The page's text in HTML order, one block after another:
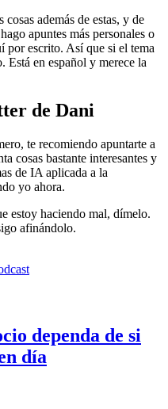
además de estas, y de
apuntes más personales o
por escrito. Así que si el tema
Está en español y merece la
de Dani
te recomiendo apuntarte a
cosas bastante interesantes y
de IA aplicada a la
yo ahora.
estoy haciendo mal, dímelo.
afinándolo.
dependa de si
día